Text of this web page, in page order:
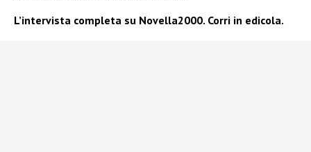
L’intervista completa su Novella2000. Corri in edicola.